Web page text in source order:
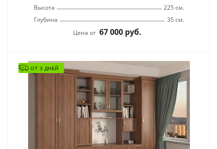
Высота
225 см.
Глубина
35 см.
Цена от 67 000 руб.
ОТ 3 ДНЕЙ